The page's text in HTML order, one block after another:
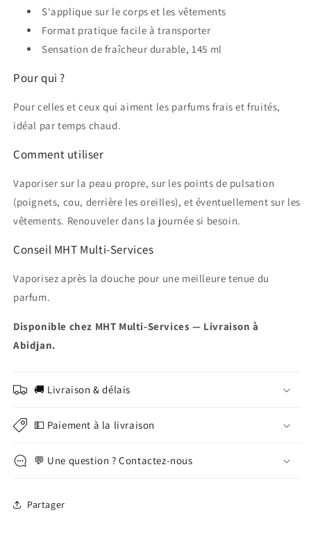
S'applique sur le corps et les vêtements
Format pratique facile à transporter
Sensation de fraîcheur durable, 145 ml
Pour qui ?
Pour celles et ceux qui aiment les parfums frais et fruités,
idéal par temps chaud.
Comment utiliser
Vaporiser sur la peau propre, sur les points de pulsation
(poignets, cou, derrière les oreilles), et éventuellement sur les
vêtements. Renouveler dans la journée si besoin.
Conseil MHT Multi-Services
Vaporisez après la douche pour une meilleure tenue du
parfum.
Disponible chez MHT Multi-Services — Livraison à
Abidjan.
🚚 Livraison & délais
💵 Paiement à la livraison
💬 Une question ? Contactez-nous
Partager